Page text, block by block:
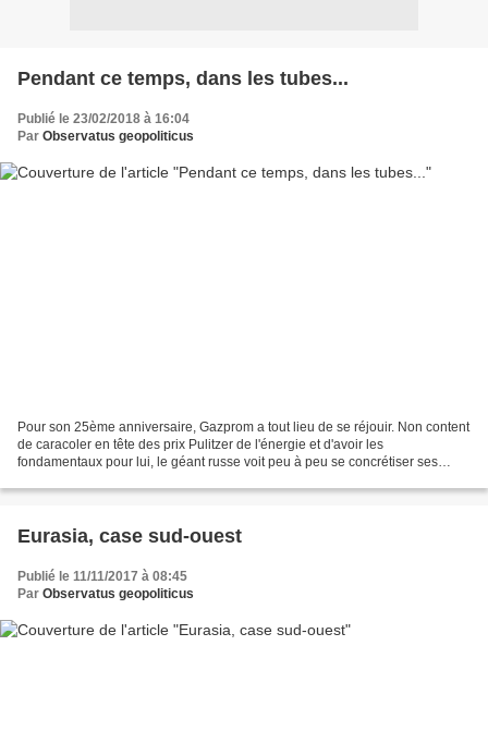
Pendant ce temps, dans les tubes...
Publié le 23/02/2018 à 16:04
Par Observatus geopoliticus
Pour son 25ème anniversaire, Gazprom a tout lieu de se réjouir. Non content
de caracoler en tête des prix Pulitzer de l'énergie et d'avoir les
fondamentaux pour lui, le géant russe voit peu à peu se concrétiser ses
Eurasia, case sud-ouest
Publié le 11/11/2017 à 08:45
Par Observatus geopoliticus